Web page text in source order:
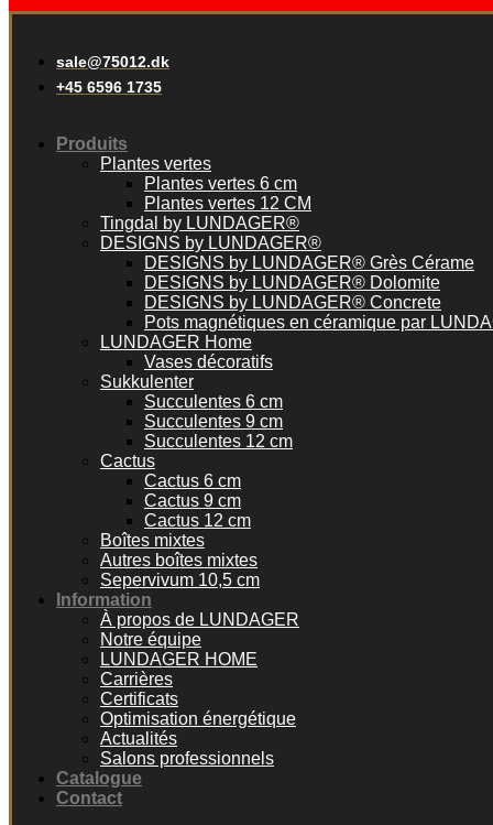
sale@75012.dk
+45 6596 1735
Produits
Plantes vertes
Plantes vertes 6 cm
Plantes vertes 12 CM
Tingdal by LUNDAGER®
DESIGNS by LUNDAGER®
DESIGNS by LUNDAGER® Grès Cérame
DESIGNS by LUNDAGER® Dolomite
DESIGNS by LUNDAGER® Concrete
Pots magnétiques en céramique par
LUNDAGER Home
Vases décoratifs
Sukkulenter
Succulentes 6 cm
Succulentes 9 cm
Succulentes 12 cm
Cactus
Cactus 6 cm
Cactus 9 cm
Cactus 12 cm
Boîtes mixtes
Autres boîtes mixtes
Sepervivum 10,5 cm
Information
À propos de LUNDAGER
Notre équipe
LUNDAGER HOME
Carrières
Certificats
Optimisation énergétique
Actualités
Salons professionnels
Catalogue
Contact